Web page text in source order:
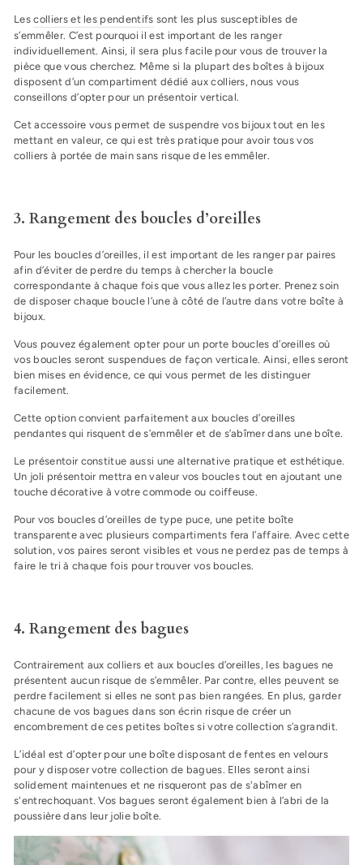
Lescolliers et les pendentifs sont les plus susceptibles de
s’emmêler. C’est pourquoi il est important de les ranger
individuellement. Ainsi, il sera plus facile pour vous de trouver la
pièce que vous cherchez. Même si la plupart des boîtes à bijoux
disposent d’un compartiment dédié aux colliers, nous vous
conseillons d’opter pour un présentoir vertical.
Cet accessoire vous permet de suspendre vos bijoux tout en les
mettant en valeur, ce qui est très pratique pour avoir tous vos
colliers à portée de main sans risque de les emmêler.
3. Rangement des boucles d’oreilles
Pour les boucles d’oreilles, il est important de les ranger par paires
afin d’éviter de perdre du temps à chercher la boucle
correspondante à chaque fois que vous allez les porter. Prenez soin
de disposer chaque boucle l’une à côté de l’autre dans votre boîte à
bijoux.
Vous pouvez également opter pour un porte boucles d’oreilles où
vos boucles seront suspendues de façon verticale. Ainsi, elles seront
bien mises en évidence, ce qui vous permet de les distinguer
facilement.
Cette option convient parfaitement aux boucles d’oreilles
pendantes qui risquent de s’emmêler et de s’abîmer dans une boîte.
Le présentoir constitue aussi une alternative pratique et esthétique.
Un joli présentoir mettra en valeur vos boucles tout en ajoutant une
touche décorative à votre commode ou coiffeuse.
Pour vos boucles d’oreilles de type puce, une petite boîte
transparente avec plusieurs compartiments fera l’affaire. Avec cette
solution, vos paires seront visibles et vous ne perdez pas de temps à
faire le tri à chaque fois pour trouver vos boucles.
4. Rangement des bagues
Contrairement aux colliers et aux boucles d’oreilles, les bagues ne
présentent aucun risque de s’emmêler. Par contre, elles peuvent se
perdre facilement si elles ne sont pas bien rangées. En plus, garder
chacune de vos bagues dans son écrin risque de créer un
encombrement de ces petites boîtes si votre collection s’agrandit.
L’idéal est d’opter pour une boîte disposant de fentes en velours
pour y disposer votre collection de bagues. Elles seront ainsi
solidement maintenues et ne risqueront pas de s'abîmer en
s'entrechoquant. Vos bagues seront également bien à l’abri de la
poussière dans leur jolie boîte.